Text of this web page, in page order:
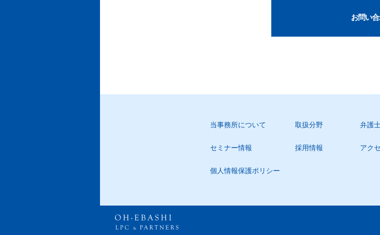
お問い
当事務所について 取扱分野 弁護
セミナー情報 採用情報 アク
個人情報保護ポリシー